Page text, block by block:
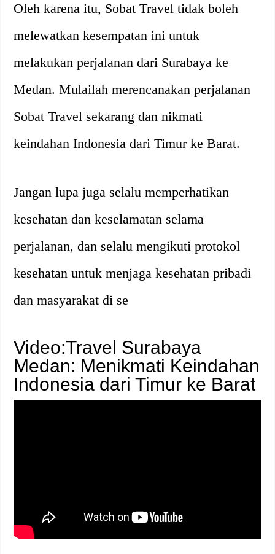
Oleh karena itu, Sobat Travel tidak boleh
melewatkan kesempatan ini untuk
melakukan perjalanan dari Surabaya ke
Medan. Mulailah merencanakan perjalanan
Sobat Travel sekarang dan nikmati
keindahan Indonesia dari Timur ke Barat.
Jangan lupa juga selalu memperhatikan
kesehatan dan keselamatan selama
perjalanan, dan selalu mengikuti protokol
kesehatan untuk menjaga kesehatan pribadi
dan masyarakat di se
Video:Travel Surabaya
Medan: Menikmati Keindahan
Indonesia dari Timur ke Barat